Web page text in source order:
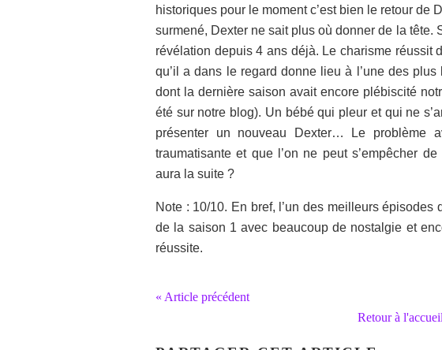
historiques pour le moment c’est bien le retour de
surmené, Dexter ne sait plus où donner de la tête.
révélation depuis 4 ans déjà. Le charisme réussit
qu’il a dans le regard donne lieu à l’une des
dont la dernière saison avait encore plébiscité
été sur notre blog). Un bébé qui pleur et qui ne
présenter un nouveau Dexter… Le problème
traumatisante et que l’on ne peut s’empêcher
aura la suite ?
Note : 10/10. En bref, l’un des meilleurs
de la saison 1 avec beaucoup de nostalgie et
réussite.
« Article précédent
Retour à l'accueil